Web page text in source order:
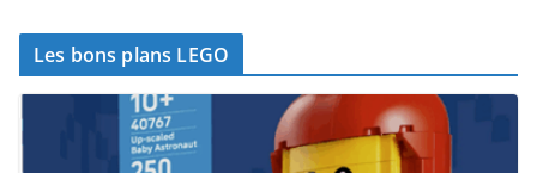
Les bons plans LEGO